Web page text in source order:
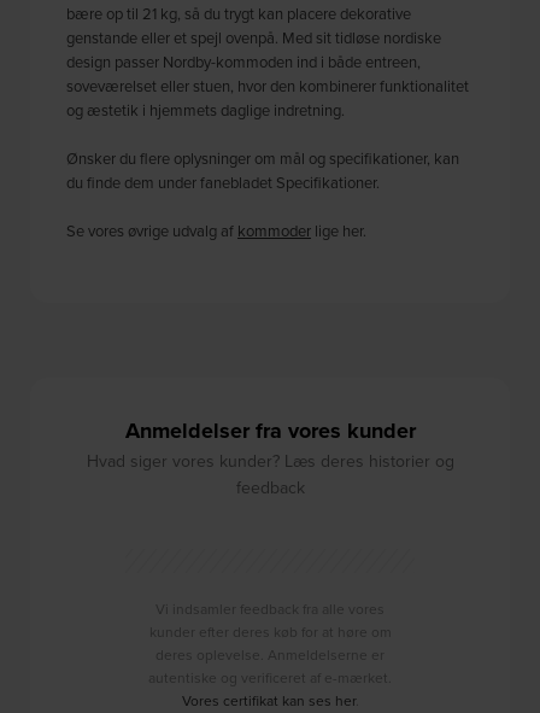
bære op til 21 kg, så du trygt kan placere dekorative
genstande eller et spejl ovenpå. Med sit tidløse nordiske
design passer Nordby-kommoden ind i både entreen,
soveværelset eller stuen, hvor den kombinerer funktionalitet
og æstetik i hjemmets daglige indretning.
Ønsker du flere oplysninger om mål og specifikationer, kan
du finde dem under fanebladet Specifikationer.
Se vores øvrige udvalg af kommoder lige her.
Anmeldelser fra vores kunder
Hvad siger vores kunder? Læs deres historier og
feedback
Vi indsamler feedback fra alle vores
kunder efter deres køb for at høre om
deres oplevelse. Anmeldelserne er
autentiske og verificeret af e-mærket.
Vores certifikat kan ses her.